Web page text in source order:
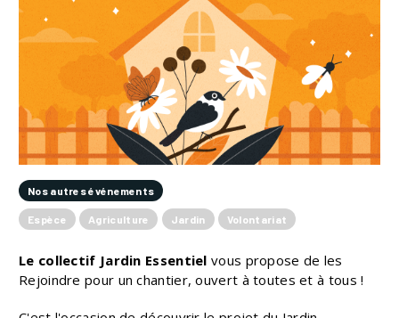
Nos autres événements
Espèce Agriculture Jardin Volontariat
Le collectif Jardin Essentiel vous propose de les
Rejoindre pour un chantier, ouvert à toutes et à tous !